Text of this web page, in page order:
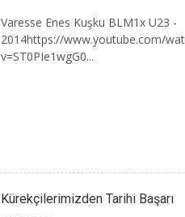
Varesse Enes Kuşku BLM1x U23 -
2014https://www.youtube.com/
v=ST0PIe1wgG0...
Kürekçilerimizden Tarihi Başarı